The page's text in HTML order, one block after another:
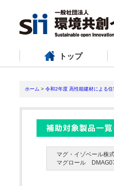
トップ
ホーム > 令和2年度 高性能建材による住
マグ・イゾベール株
マグロール